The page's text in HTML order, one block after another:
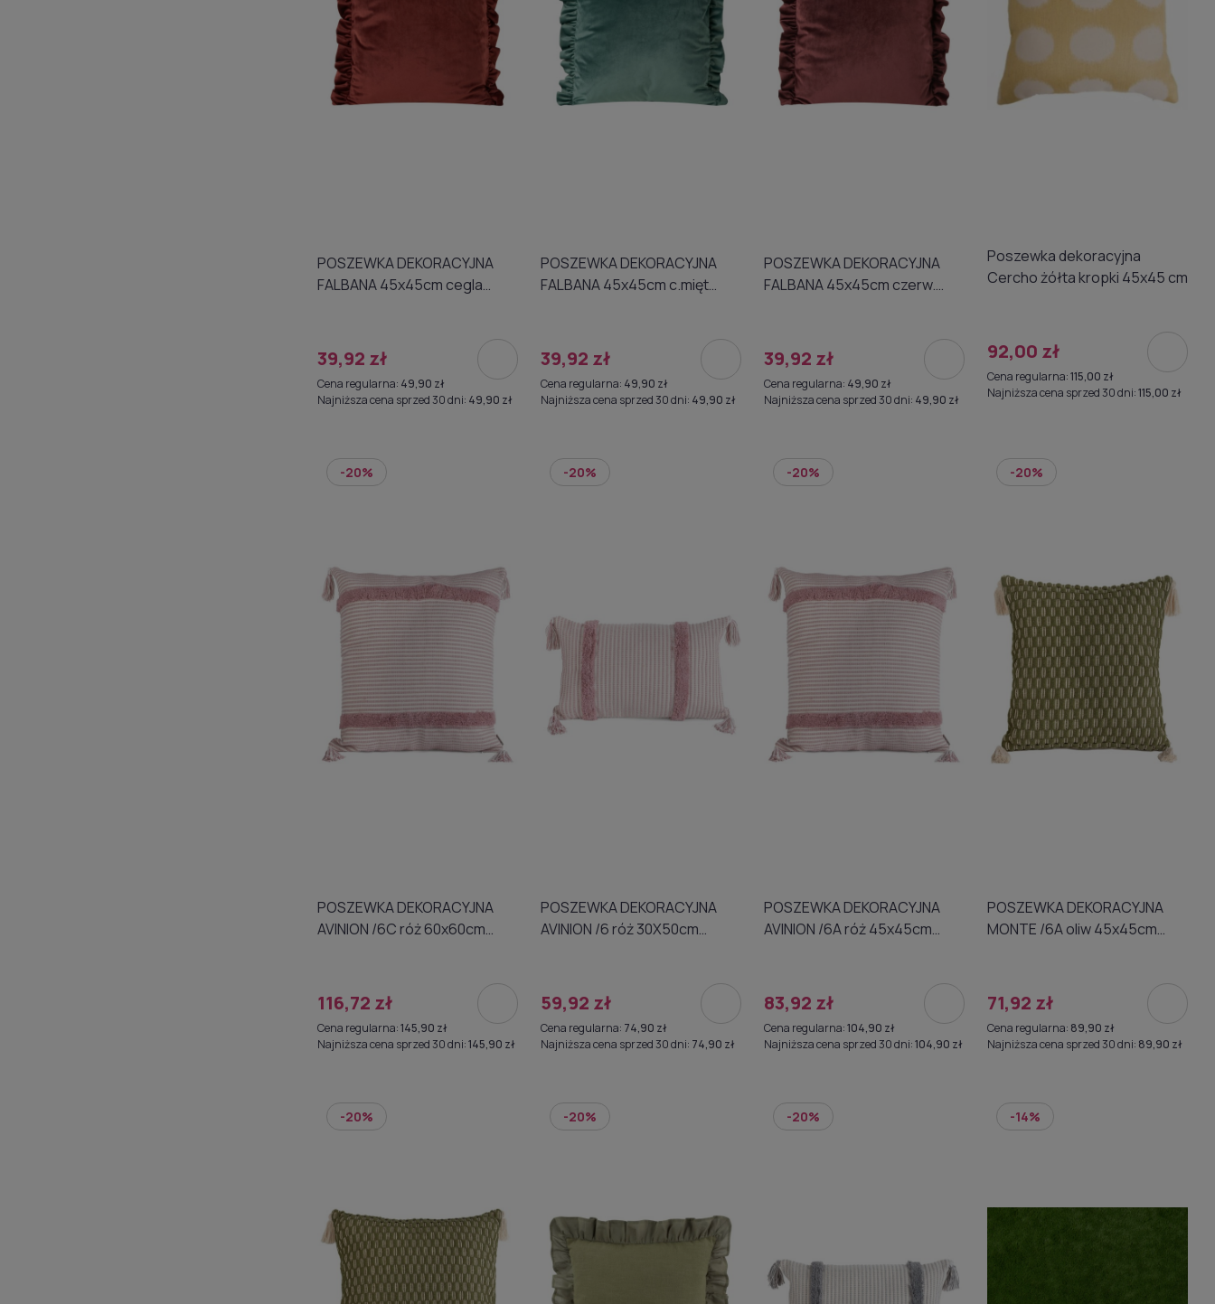
POSZEWKA DEKORACYJNA
FALBANA 45x45cm cegla
39,92 zł
Cena regularna: 49,90 zł
Najniższa cena sprzed 30 dni: 49,90 zł
POSZEWKA DEKORACYJNA
FALBANA 45x45cm c.mięt
39,92 zł
Cena regularna: 49,90 zł
Najniższa cena sprzed 30 dni: 49,90 zł
POSZEWKA DEKORACYJNA
FALBANA 45x45cm czerw.
39,92 zł
Cena regularna: 49,90 zł
Najniższa cena sprzed 30 dni: 49,90 zł
Poszewka dekoracyjna
Cercho żółta kropki 45x45 cm
92,00 zł
Cena regularna:115,00 zł
Najniższa cena sprzed 30 dni:115,00 zł
POSZEWKA DEKORACYJNA
AVINION /6C róż 60x60cm
116,72 zł
Cena regularna:145,90 zł
Najniższa cena sprzed 30 dni:145,90 zł
-20%
POSZEWKA DEKORACYJNA
AVINION /6 róż 30X50cm
59,92 zł
Cena regularna: 74,90 zł
Najniższa cena sprzed 30 dni: 74,90 zł
-20%
POSZEWKA DEKORACYJNA
AVINION /6A róż 45x45cm
83,92 zł
Cena regularna:104,90 zł
Najniższa cena sprzed 30 dni:104,90 zł
-20%
POSZEWKA DEKORACYJNA
MONTE /6A oliw 45x45cm
71,92 zł
Cena regularna: 89,90 zł
Najniższa cena sprzed 30 dni: 89,90 zł
-20%
-20% -20% -20% -14%